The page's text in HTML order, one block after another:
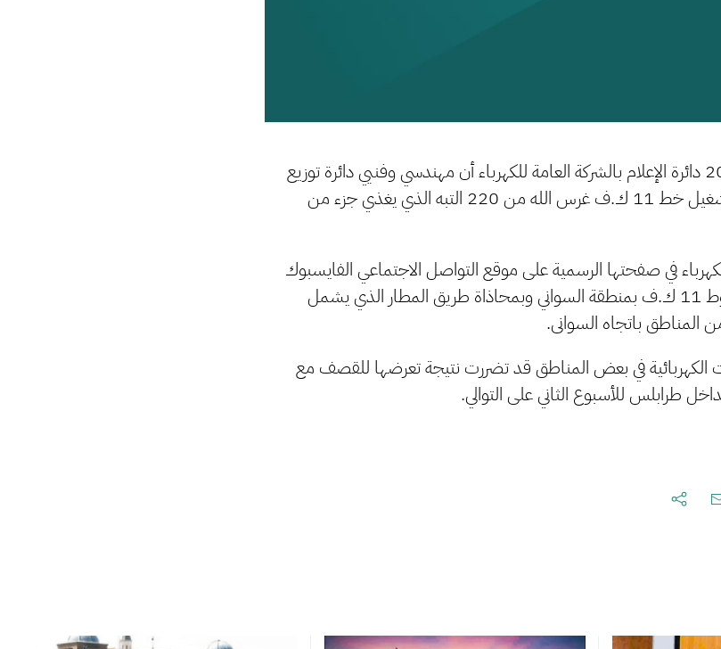
أعلنت اليوم الثلاثاء 16 أبريل 2019 دائرة الإعلام بالشركة العامة للكهرباء أن مهندسي وفنيي دائرة توزيع
قصر بن غشير تمكنوا اليوم من تشغيل خط 11 ك.ف غرس الله من 220 التبه الذي يغذي جزء من
في صفحتها الرسمية على موقع التواصل الاجتماعي الفايسبوك
فقد تمت أيضا عملية صيانة خطوط 11 ك.ف بمنطقة السواني وبمحاذاة طريق المطار الذي يشمل
المناطق باتجاه السوانى.
الكهربائية في بعض المناطق قد تضررت نتيجة تعرضها للقصف مع
طرابلس للأسبوع الثاني على التوالي.